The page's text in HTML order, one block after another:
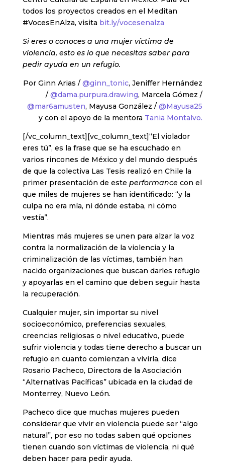
todos los proyectos creados en el Meditan
#VocesEnAlza, visita bit.ly/vocesenalza
Si eres o conoces a una mujer víctima de
violencia, esto es lo que necesitas saber para
pedir ayuda en un refugio.
Por Ginn Arias /@ginn_tonic, Jeniffer Hernández
/@dama.purpura.drawing, Marcela Gómez /
@mar6amusten, Mayusa González /@Mayusa25
y con el apoyo de la mentora Tania Montalvo.
[/vc_column_text][vc_column_text]“El violador
eres tú”, es la frase que se ha escuchado en
varios rincones de México y del mundo después
de que la colectiva Las Tesis realizó en Chile la
primer presentación de este performance con el
que miles de mujeres se han identificado: “y la
culpa no era mía, ni dónde estaba, ni cómo
vestía”.
Mientras más mujeres se unen para alzar la voz
contra la normalización de la violencia y la
criminalización de las víctimas, también han
nacido organizaciones que buscan darles refugio
y apoyarlas en el camino que deben seguir hasta
la recuperación.
Cualquier mujer, sin importar su nivel
socioeconómico, preferencias sexuales,
creencias religiosas o nivel educativo, puede
sufrir violencia y todas tiene derecho a buscar un
refugio en cuanto comienzan a vivirla, dice
Rosario Pacheco, Directora de la Asociación
“Alternativas Pacíficas” ubicada en la ciudad de
Monterrey, Nuevo León.
Pacheco dice que muchas mujeres pueden
considerar que vivir en violencia puede ser “algo
natural”, por eso no todas saben qué opciones
tienen cuando son víctimas de violencia, ni qué
deben hacer para pedir ayuda.